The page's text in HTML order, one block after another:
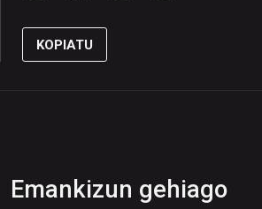
KOPIATU
Emankizun gehiago